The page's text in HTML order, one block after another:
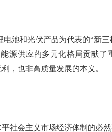
和光伏产品为代表的“新三
源供应的多元化格局贡献了
，也非高质量发展的本义。
会主义市场经济体制的必然